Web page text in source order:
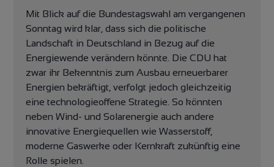
Mit Blick auf die Bundestagswahl am vergangenen
Sonntag wird klar, dass sich die politische
Landschaft in Deutschland in Bezug auf die
Energiewende verändern könnte. Die CDU hat
zwar ihr Bekenntnis zum Ausbau erneuerbarer
Energien bekräftigt, verfolgt jedoch gleichzeitig
eine technologieoffene Strategie. So könnten
neben Wind- und Solarenergie auch andere
innovative Energiequellen wie Wasserstoff,
moderne Gaswerke oder Kernkraft zukünftig eine
Rolle spielen.